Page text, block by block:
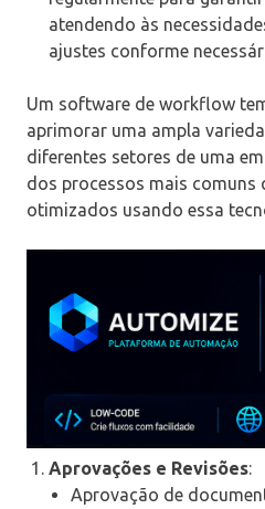
atendendo às
ajustes conforme
Um software de workflow
aprimorar uma ampla
diferentes setores de uma
dos processos mais comuns
otimizados usando essa
Aprovações e Revisões:
Aprovação de